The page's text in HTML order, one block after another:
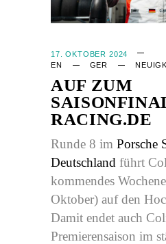
17. OKTOBER 2024
EN
GER
AUF ZUM
RACING.DE
Runde 8 im Porsche
Deutschland führt
kommendes
Oktober) auf den
Damit endet auch
Premierensaison im